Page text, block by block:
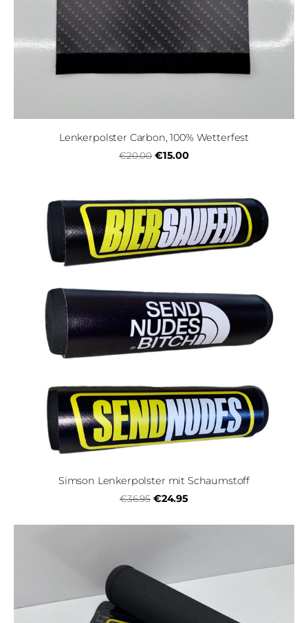
Lenkerpolster Carbon, 100% Wetterfest
€20.00 €15.00
Simson Lenkerpolster mit Schaumstoff
€36.95 €24.95